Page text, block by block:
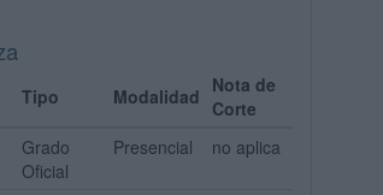
Tipo Modalidad Nota de
Corte
Grado
Oficial
Presencial no aplica